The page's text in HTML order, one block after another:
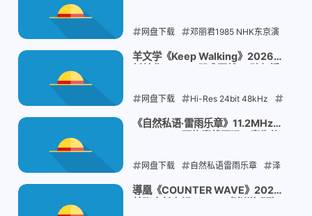
2026-07-30
出网盘下载 邓丽君1985 NHK东京演
唱会 ONE AND ONLY唯一一次
2026-07-30
羊文学《Keep Walking》2026最
滚诗篇
网盘下载 Hi-Res 24bit 48kHz
羊文学Keep Walking单曲
than words咒术回战ED
2026-07-30
《自然私语·雷雨乐章》11.2MHz
网盘下载 自然私语雷雨乐章 泽
口真生NHK录音工程师 1/f波动自然疗
導凰《COUNTER WAVE》2026